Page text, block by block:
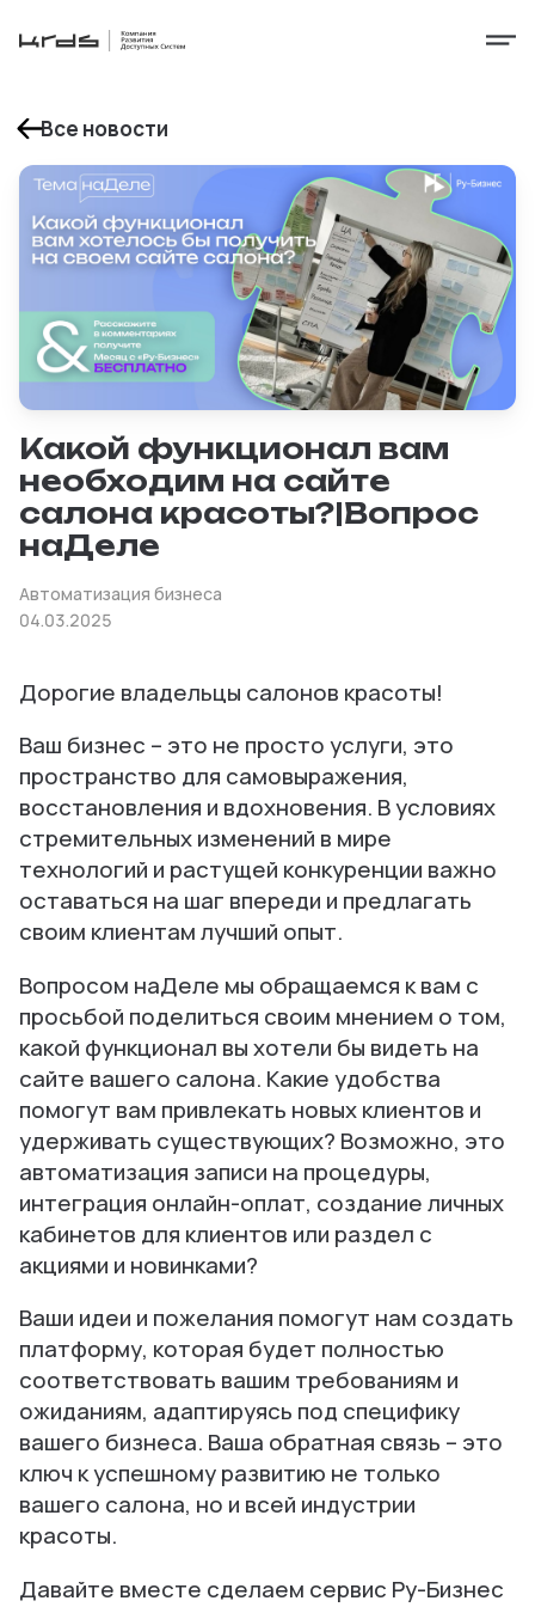
Все новости
Какой функционал вам
необходим на сайте
салона красоты?|Вопрос
наДеле
Автоматизация бизнеса
04.03.2025
Дорогие владельцы салонов красоты!
Ваш бизнес – это не просто услуги, это
пространство для самовыражения,
восстановления и вдохновения. В условиях
стремительных изменений в мире
технологий и растущей конкуренции важно
оставаться на шаг впереди и предлагать
своим клиентам лучший опыт.
Вопросом наДеле мы обращаемся к вам с
просьбой поделиться своим мнением о том,
какой функционал вы хотели бы видеть на
сайте вашего салона. Какие удобства
помогут вам привлекать новых клиентов и
удерживать существующих? Возможно, это
автоматизация записи на процедуры,
интеграция онлайн-оплат, создание личных
кабинетов для клиентов или раздел с
акциями и новинками?
Ваши идеи и пожелания помогут нам создать
платформу, которая будет полностью
соответствовать вашим требованиям и
ожиданиям, адаптируясь под специфику
вашего бизнеса. Ваша обратная связь – это
ключ к успешному развитию не только
вашего салона, но и всей индустрии
красоты.
Давайте вместе сделаем сервис Ру-Бизнес